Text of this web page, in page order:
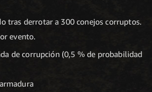
tras derrotar a 300 conejos corruptos.
evento.
de corrupción (0,5 % de probabilidad